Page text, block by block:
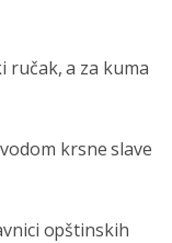
ručak, a za kuma
krsne slave
opštinskih